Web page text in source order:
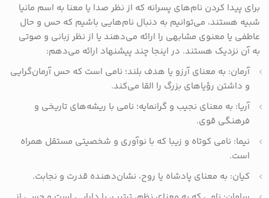
برای پیدا کردن نام‌های پسرانه که از نظر صدا یا معنا به اسم مانیا
شبیه هستند، می‌توانیم به دنبال نام‌هایی باشیم که حس و حال
عاطفی یا معنوی مشابهی را ارائه می‌دهند یا از نظر زبانی و صوتی
به آن نزدیک هستند. در اینجا چند پیشنهاد ارائه می‌دهم:
آرمان: به معنای آرزو یا هدف بلند؛ نامی است که حس آرمان‌گرایی
و داشتن رؤیاهای بزرگ را القا می‌کند.
آریا: به معنای نجیب و گرانمایه؛ نامی با ریشه‌های تاریخی و
فرهنگی قوی.
نیما: نامی کوتاه و زیبا که با نوآوری و شخصیتی مستقل همراه
است.
کیان: به معنای پادشاه یا روح، نشان‌دهنده قدرت و نجابت.